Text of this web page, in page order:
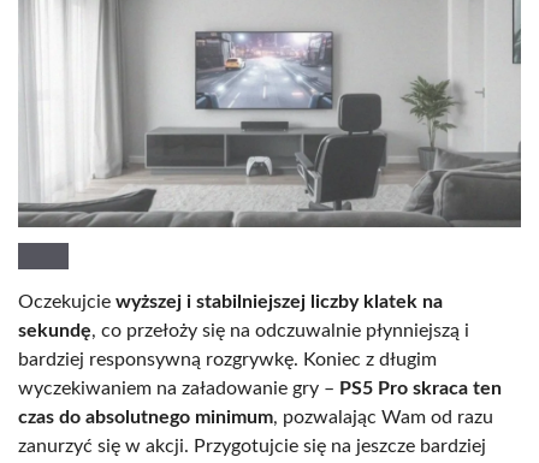
Oczekujcie wyższej i stabilniejszej liczby klatek na
sekundę, co przełoży się na odczuwalnie płynniejszą i
bardziej responsywną rozgrywkę. Koniec z długim
wyczekiwaniem na załadowanie gry – PS5 Pro skraca ten
czas do absolutnego minimum, pozwalając Wam od razu
zanurzyć się w akcji. Przygotujcie się na jeszcze bardziej